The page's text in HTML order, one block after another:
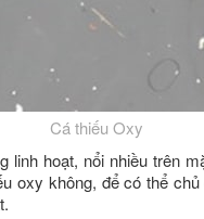
Cá thiếu Oxy
linh hoạt, nổi nhiều trên
oxy không, để có thể